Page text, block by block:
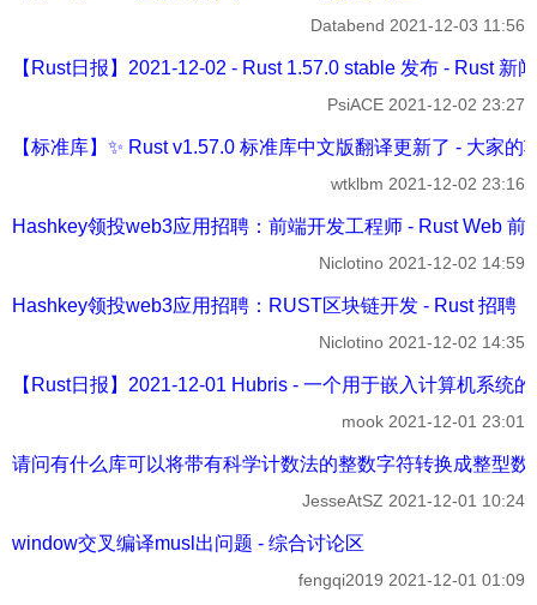
Databend 2021-12-03 11:56
【Rust日报】2021-12-02 - Rust 1.57.0 stable 发布 - Rust 新
PsiACE 2021-12-02 23:27
【标准库】✨ Rust v1.57.0 标准库中文版翻译更新了 - 大家的
wtklbm 2021-12-02 23:16
Hashkey领投web3应用招聘：前端开发工程师 - Rust Web 前
Niclotino 2021-12-02 14:59
Hashkey领投web3应用招聘：RUST区块链开发 - Rust 招聘
Niclotino 2021-12-02 14:35
【Rust日报】2021-12-01 Hubris - 一个用于嵌入计算机系统
mook 2021-12-01 23:01
请问有什么库可以将带有科学计数法的整数字符转换成整型数
JesseAtSZ 2021-12-01 10:24
window交叉编译musl出问题 - 综合讨论区
fengqi2019 2021-12-01 01:09